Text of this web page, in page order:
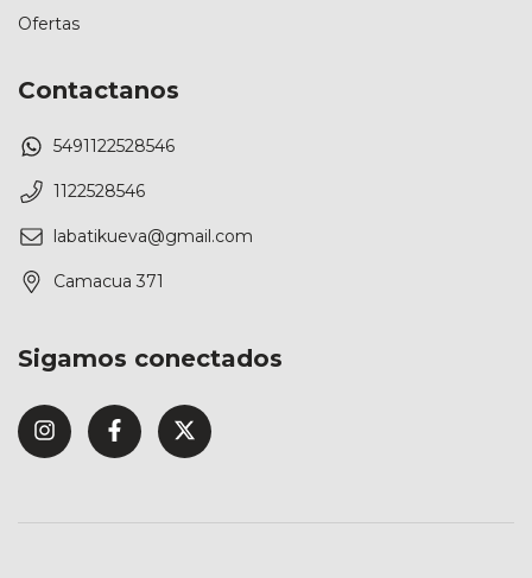
Ofertas
Contactanos
5491122528546
1122528546
labatikueva@gmail.com
Camacua 371
Sigamos conectados